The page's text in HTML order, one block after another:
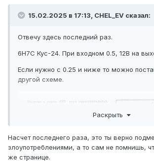
15.02.2025 в 17:13, CHEL_EV сказал:
Отвечу здесь последний раз.
6Н7С Кус-24. При входном 0.5, 12В на
Если нужно с 0.25 и ниже то можно
другой схеме.
Раскрыть
Насчет последнего раза, это ты верно
злоупотреблениями, а то сам не помнишь,
же странице.